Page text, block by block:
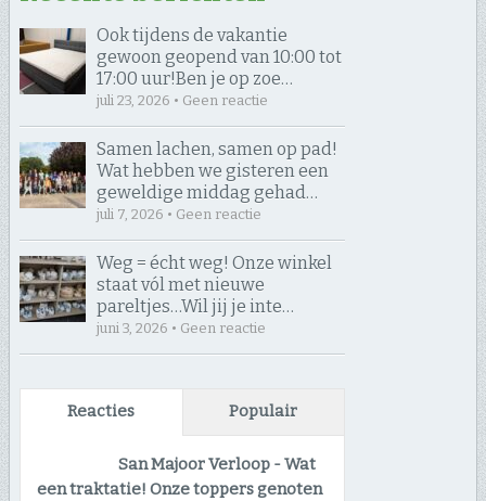
Ook tijdens de vakantie
gewoon geopend van 10:00 tot
17:00 uur! ​Ben je op zoe…
juli 23, 2026 • Geen reactie
Samen lachen, samen op pad! ​
Wat hebben we gisteren een
geweldige middag gehad…
juli 7, 2026 • Geen reactie
Weg = écht weg! Onze winkel
staat vól met nieuwe
pareltjes… ​Wil jij je inte…
juni 3, 2026 • Geen reactie
Reacties Populair
San Majoor Verloop -Wat
een traktatie! Onze toppers genoten